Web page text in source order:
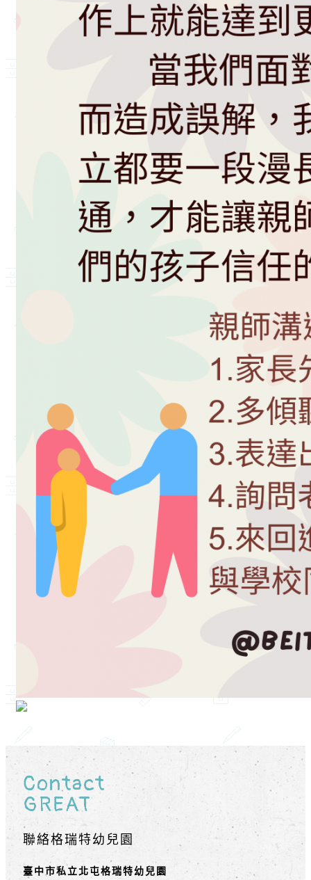
Contact
GREAT
聯絡格瑞特幼兒園
臺中市私立北屯格瑞特幼兒園